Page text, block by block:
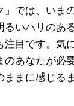
」では、いま
るいハリのあ
注目です。気
のあなたが必
まに感じる